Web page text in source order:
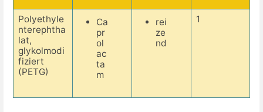
Polyethyle
nterephtha
lat,
glykolmodi
fiziert
(PETG)
Ca
pr
ol
ac
ta
m
rei
ze
nd
1